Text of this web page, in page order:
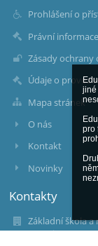
jiné
pro
Prohlášení o
Právní informace
Zásady ochrany
Údaje o
Mapa stránek
O nás
Kontakt
Novinky
Kontakty
Základní škola a
organizace